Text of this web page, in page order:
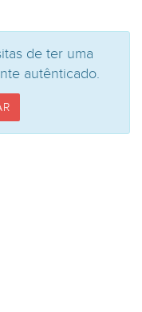
de ter uma
autênticado.